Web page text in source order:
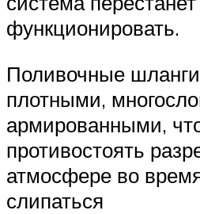
функционировать.
Поливочные
плотными,
армированными,
противостоять
атмосфере во
слипаться